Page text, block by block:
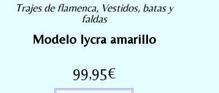
Trajes de flamenca, Vestidos, batas y
faldas
Modelo lycra amarillo
99,95€